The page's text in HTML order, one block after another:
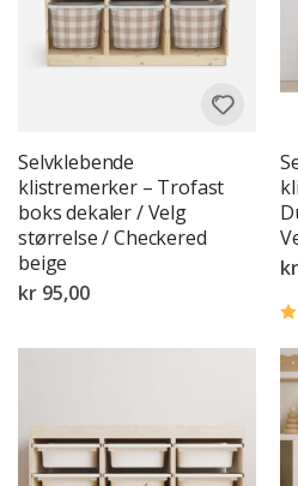
Selvklebende
klistremerker – Trofast
boks dekaler / Velg
størrelse / Checkered
beige
kr 95,00